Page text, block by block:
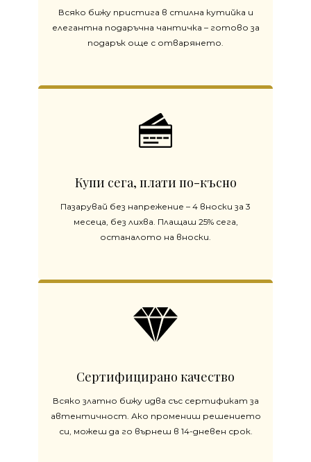
Всяко бижу пристига в стилна кутийка и
елегантна подаръчна чантичка – готово за
подарък още с отварянето.
Купи сега, плати по-късно
Пазарувай без напрежение – 4 вноски за 3
месеца, без лихва. Плащаш 25% сега,
останалото на вноски.
Сертифицирано качество
Всяко златно бижу идва със сертификат за
автентичност. Ако промениш решението
си, можеш да го върнеш в 14-дневен срок.